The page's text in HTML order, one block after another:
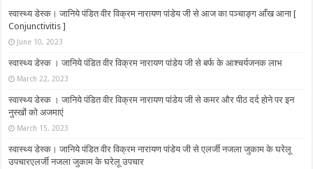
स्वास्थ्य डेस्क। जानिये पंडित वीर विक्रम नारायण पांडेय जी से आज का पञ्चाङ्ग आँख आना [
Conjunctivitis ]
June 10, 2023
स्वास्थ्य डेस्क । जानिये पंडित वीर विक्रम नारायण पांडेय जी से बर्फ के आश्चर्यजनक लाभ
March 22, 2023
स्वास्थ्य डेस्क । जानिये पंडित वीर विक्रम नारायण पांडेय जी से कमर और पीठ दर्द होने पर इन
नुस्‍खों को अजमाएं
March 15, 2023
स्वास्थ्य डेस्क। जानिये पंडित वीर विक्रम नारायण पांडेय जी से एलर्जी नजला जुकाम के घरेलू
उपचारएलर्जी नजला जुकाम के घरेलू उपचार